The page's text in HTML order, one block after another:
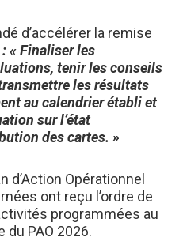
d’accélérer la remise
: « Finaliser les
tenir les conseils
les résultats
au calendrier établi et
sur l’état
des cartes. »
d’Action Opérationnel
ont reçu l’ordre de
programmées au
PAO 2026.